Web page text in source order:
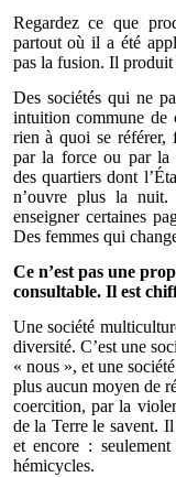
Regardez ce que
partout où il a été
pas la fusion. Il
Des sociétés qui ne
intuition commune de
rien à quoi se référer,
par la force ou par la
des quartiers dont
n’ouvre plus la
enseigner certaines
Des femmes qui
Ce n’est pas une
consultable. Il est
Une société
diversité. C’est une
« nous », et une
plus aucun moyen de
coercition, par la
de la Terre le savent.
et encore :
hémicycles.